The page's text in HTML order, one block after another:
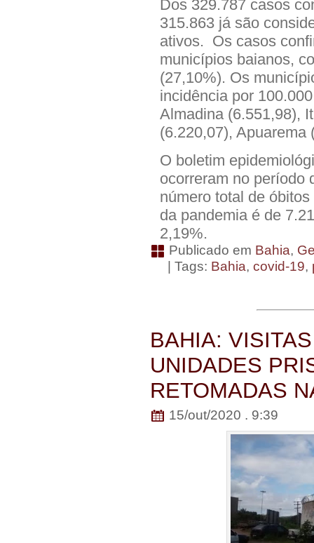
Dos 329.787 casos
315.863 já são
ativos. Os casos
municípios baianos,
(27,10%). Os
incidência por
Almadina (6.551,98),
(6.220,07), Apuarema
O boletim
ocorreram no período
número total de
da pandemia é de
2,19%.
Publicado em Bahia,
| Tags: Bahia, covid-19,
BAHIA:
UNIDADES
RETOMADAS
15/out/2020 . 9:39